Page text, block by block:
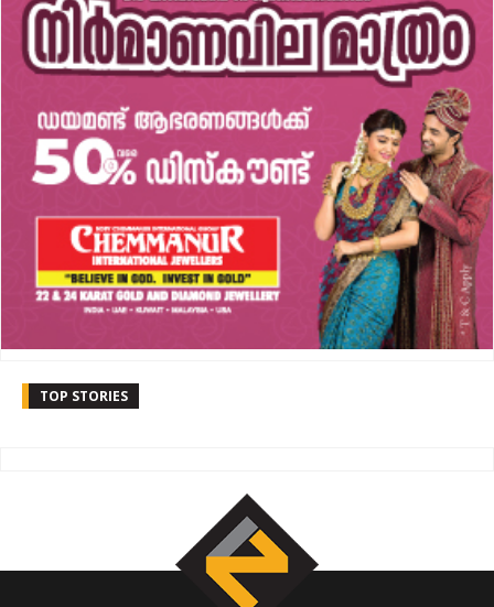
TOP STORIES